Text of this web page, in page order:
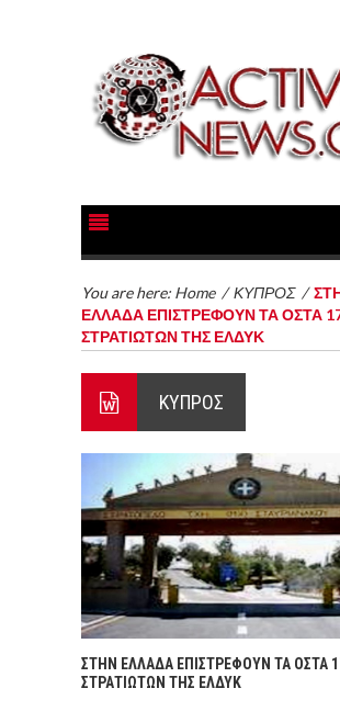
You are here: Home /ΚΥΠΡΟΣ /
ΕΛΛΑΔΑ ΕΠΙΣΤΡΕΦΟΥΝ ΤΑ ΟΣΤΑ
ΣΤΡΑΤΙΩΤΩΝ ΤΗΣ ΕΛΔΥΚ
ΚΥΠΡΟΣ
ΣΤΗΝ ΕΛΛΑΔΑ ΕΠΙΣΤΡΕΦΟΥΝ ΤΑ ΟΣΤΑ
ΣΤΡΑΤΙΩΤΩΝ ΤΗΣ ΕΛΔΥΚ